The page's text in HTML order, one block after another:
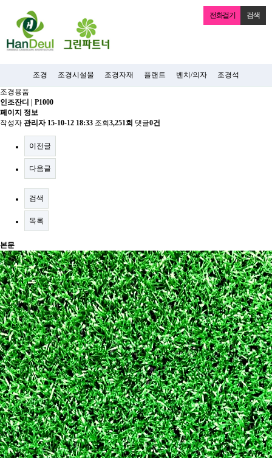
전화걸기 검색
조경 조경시설물 조경자재 플랜트 벤치/의자
조경석
조경용품
인조잔디 | P1000
페이지 정보
작성자 관리자 15-10-12 18:33 조회 3,251회 댓글0건
이전글
다음글
검색
목록
본문